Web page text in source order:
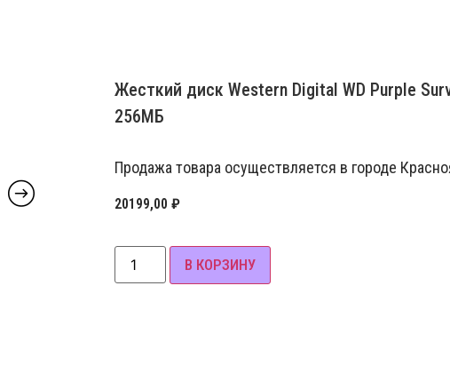
Жесткий диск Western Digital WD Purple
256МБ
Продажа товара осуществляется в городе
20199,00 ₽
В КОРЗИНУ